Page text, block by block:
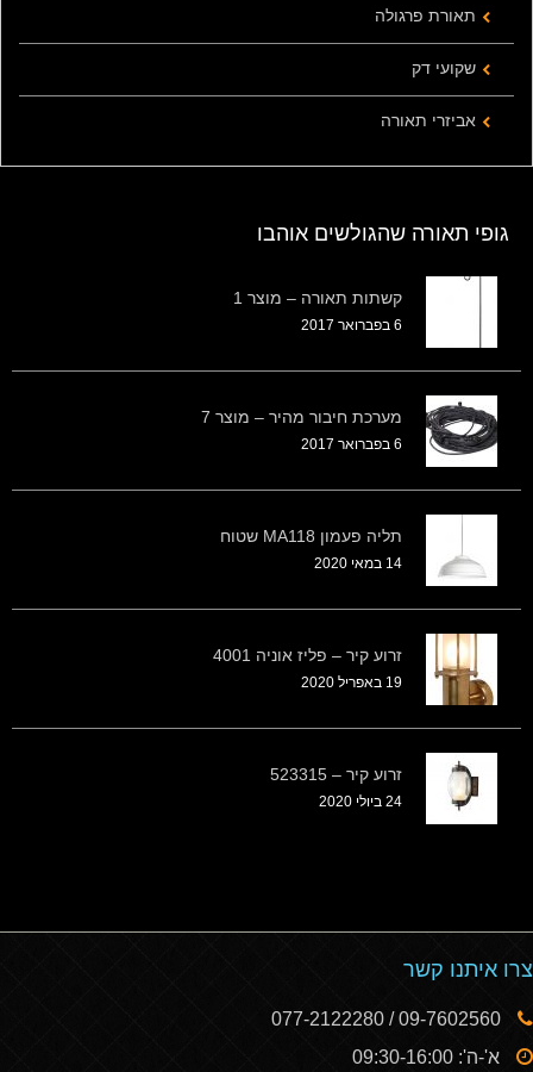
תאורת פרגולה
שקועי דק
אביזרי תאורה
גופי תאורה שהגולשים אוהבו
קשתות תאורה – מוצר 1
6 בפברואר 2017
מערכת חיבור מהיר – מוצר 7
6 בפברואר 2017
תליה פעמון MA118 שטוח
14 במאי 2020
זרוע קיר – פליז אוניה 4001
19 באפריל 2020
זרוע קיר – 523315
24 ביולי 2020
צרו איתנו קשר
א'-ה': 09:30-16:00